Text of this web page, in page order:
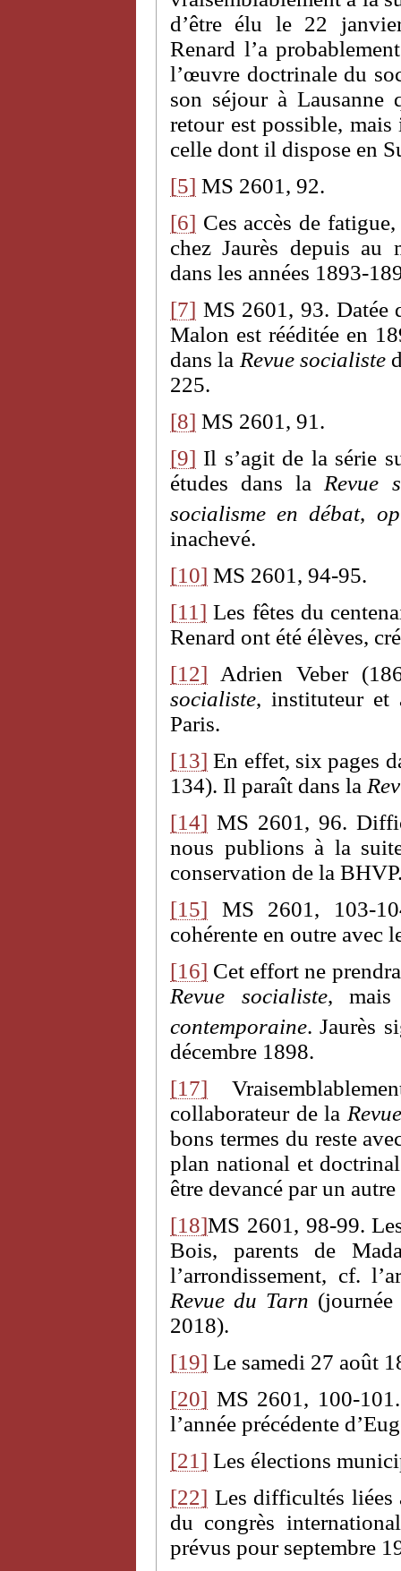
d’être élu le 22
Renard l’a
l’œuvre doctrinale du
son séjour à Lausanne
retour est possible,
celle dont il dispose en
[5] MS 2601, 92.
[6] Ces accès de
chez Jaurès depuis au
dans les années 1893-
[7] MS 2601, 93.
Malon est rééditée en
dans la Revue socialiste
225.
[8] MS 2601, 91.
[9] Il s’agit de la série
études dans la Revue
socialisme en débat,
inachevé.
[10] MS 2601, 94-95.
[11] Les fêtes du
Renard ont été élèves,
[12] Adrien Veber
socialiste, instituteur et
Paris.
[13] En effet, six pages
134). Il paraît dans la
[14] MS 2601, 96.
nous publions à la
conservation de la
[15] MS 2601, 103-
cohérente en outre avec
[16] Cet effort ne
Revue socialiste,
contemporaine. Jaurès
décembre 1898.
[17]
collaborateur de la
bons termes du reste
plan national et
être devancé par un
[18]MS 2601, 98-99.
Bois, parents de
l’arrondissement, cf.
Revue du Tarn
2018).
[19] Le samedi 27 août
[20] MS 2601, 100-
l’année précédente
[21] Les élections
[22] Les difficultés liées
du congrès
prévus pour septembre